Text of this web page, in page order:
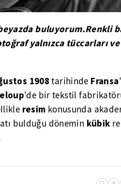
buluyorum.Renkli
yalnızca tüccarları
1908 tarihinde Fransa
'de bir tekstil
resim konusunda
bulduğu dönemin kübik